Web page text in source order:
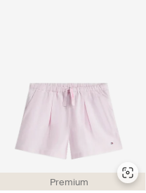
Premium